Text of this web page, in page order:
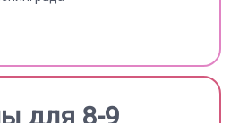
для 8-9